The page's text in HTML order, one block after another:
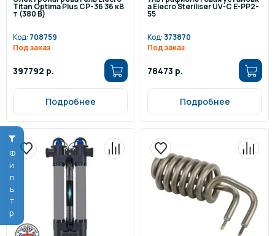
Фильтр
Titan Optima Plus СP-36 36 кВ
т (380 В)
Код: 708759
Под заказ
397792 р.
Подробнее
а Elecro Steriliser UV-C E-PP2-
55
Код: 373870
Под заказ
78473 р.
Подробнее